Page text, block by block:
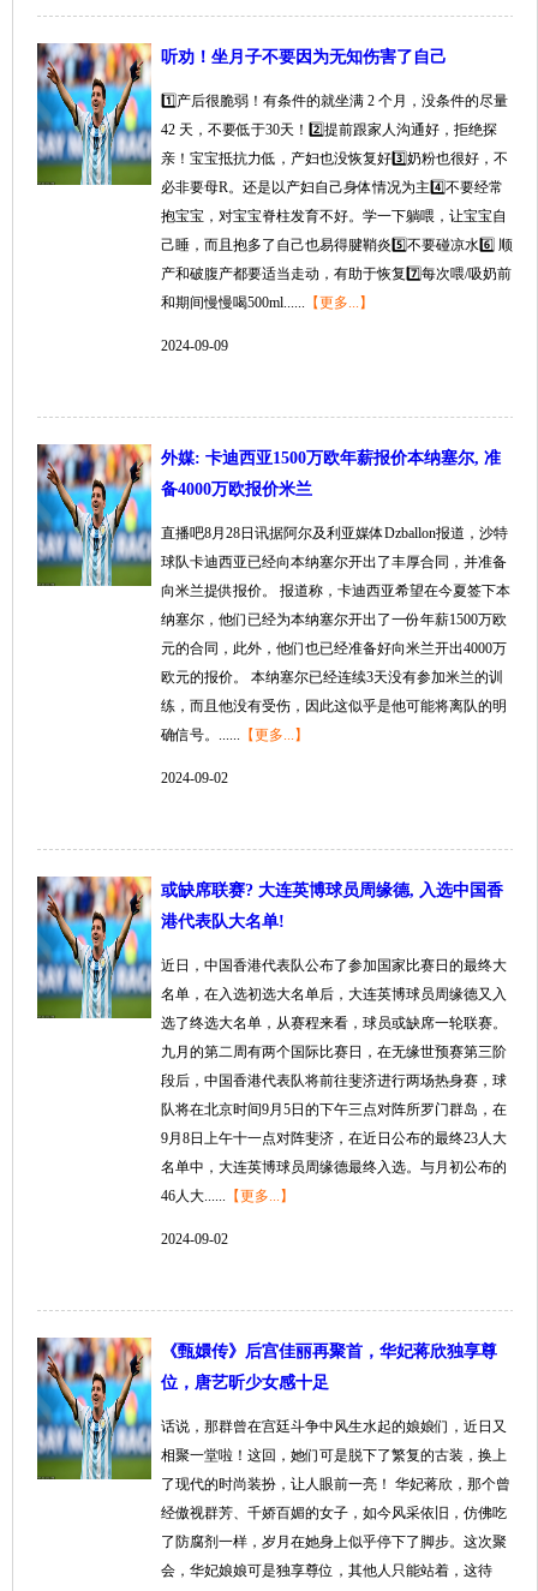
听劝！坐月子不要因为无知伤害了自己
1️⃣产后很脆弱！有条件的就坐满 2 个月，没条件的尽量
42 天，不要低于30天！2️⃣提前跟家人沟通好，拒绝探
亲！宝宝抵抗力低，产妇也没恢复好3️⃣奶粉也很好，不
必非要母R。还是以产妇自己身体情况为主4️⃣不要经常
抱宝宝，对宝宝脊柱发育不好。学一下躺喂，让宝宝自
己睡，而且抱多了自己也易得腱鞘炎5️⃣不要碰凉水6️⃣ 顺
产和破腹产都要适当走动，有助于恢复7️⃣每次喂/吸奶前
和期间慢慢喝500ml...... 【更多...】
2024-09-09
外媒: 卡迪西亚1500万欧年薪报价本纳塞尔, 准
备4000万欧报价米兰
直播吧8月28日讯据阿尔及利亚媒体Dzballon报道，沙特
球队卡迪西亚已经向本纳塞尔开出了丰厚合同，并准备
向米兰提供报价。 报道称，卡迪西亚希望在今夏签下本
纳塞尔，他们已经为本纳塞尔开出了一份年薪1500万欧
元的合同，此外，他们也已经准备好向米兰开出4000万
欧元的报价。 本纳塞尔已经连续3天没有参加米兰的训
练，而且他没有受伤，因此这似乎是他可能将离队的明
确信号。...... 【更多...】
2024-09-02
或缺席联赛? 大连英博球员周缘德, 入选中国香
港代表队大名单!
近日，中国香港代表队公布了参加国家比赛日的最终大
名单，在入选初选大名单后，大连英博球员周缘德又入
选了终选大名单，从赛程来看，球员或缺席一轮联赛。
九月的第二周有两个国际比赛日，在无缘世预赛第三阶
段后，中国香港代表队将前往斐济进行两场热身赛，球
队将在北京时间9月5日的下午三点对阵所罗门群岛，在
9月8日上午十一点对阵斐济，在近日公布的最终23人大
名单中，大连英博球员周缘德最终入选。与月初公布的
46人大...... 【更多...】
2024-09-02
《甄嬛传》后宫佳丽再聚首，华妃蒋欣独享尊
位，唐艺昕少女感十足
话说，那群曾在宫廷斗争中风生水起的娘娘们，近日又
相聚一堂啦！这回，她们可是脱下了繁复的古装，换上
了现代的时尚装扮，让人眼前一亮！ 华妃蒋欣，那个曾
经傲视群芳、千娇百媚的女子，如今风采依旧，仿佛吃
了防腐剂一样，岁月在她身上似乎停下了脚步。这次聚
会，华妃娘娘可是独享尊位，其他人只能站着，这待